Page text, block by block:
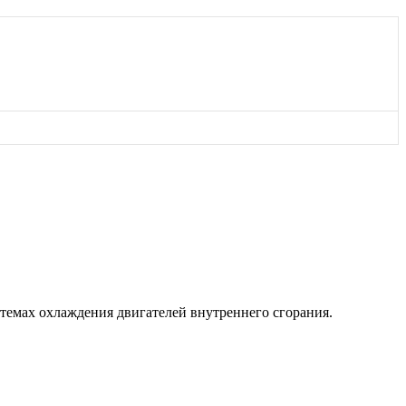
охлаждения двигателей внутреннего сгорания.